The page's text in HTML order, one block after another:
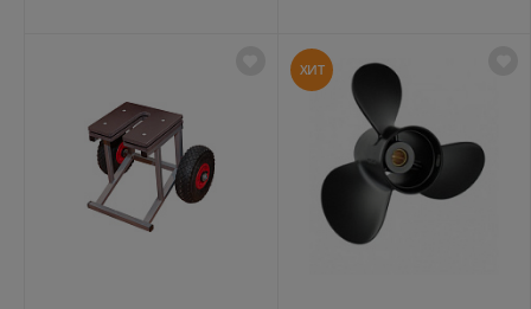
ХИТ